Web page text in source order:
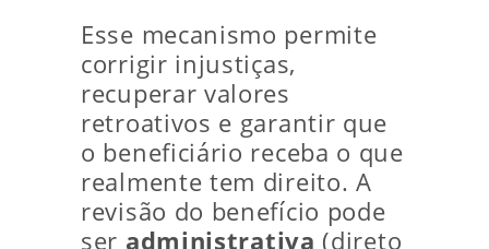
Esse mecanismo permite
corrigir injustiças,
recuperar valores
retroativos e garantir que
o beneficiário receba o que
realmente tem direito. A
revisão do benefício pode
ser administrativa (direto